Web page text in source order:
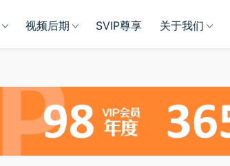
视频后期 SVIP尊享 关于我们